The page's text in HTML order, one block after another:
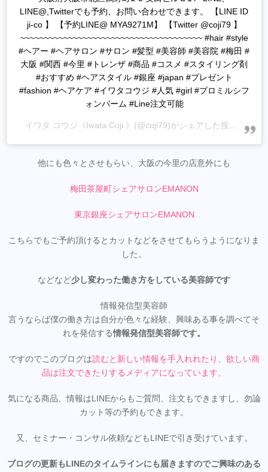
LINE@,Twitterでも予約、お問い合わせできます。 【LINE ID
ji-co 】 【予約LINE@ MYA9271M】 【Twitter @coji79 】
~~~~~~~~~~~~~~~~~~~~~~~~~~~~~~~~~~~~~~ #hair #style
#ヘアー #ヘアサロン #サロン #髪型 #美容師 #美容院 #梅田 #
大阪 #関西 #今里 #トレンザ #商品 #コスメ #スタイリング剤
#おすすめ #ヘアスタイル #銀座 #japan #プレゼント
#fashion #ヘアケア #イワタコウジ #人気 #girl #プロミルシフ
ォンバーム #Line注文可能
イワタ コウジ《Iwata Coji 》 (@coji79)がシェアした投稿 - 2020
他にも色々とさせもらい、大阪の今里の店意外にも
梅田茶屋町シェアサロンEMANON
東京銀座シェアサロンEMANON
こちらでもご予約頂けるとカットなどをさせてもらうようになりま
した。
などなど少し変わった働き方をしている美容師です
情報発信型美容師
言うならば僕の働き方は自分が色々な経験、興味ある事を調べてそ
れを発信する情報発信型美容師です。
ですのでこのブログは読むと新しい情報を手入れれたり、欲しい商
品は注文できたりするメディアになっています。
気になる商品、情報はLINEからもご質問、注文もできますし、勿論
カット等の予約もできます。
又、セミナー・コンサル依頼などもLINEで引き受けています。
ブログの更新もLINEのタイムラインにも届きますのでご興味のある